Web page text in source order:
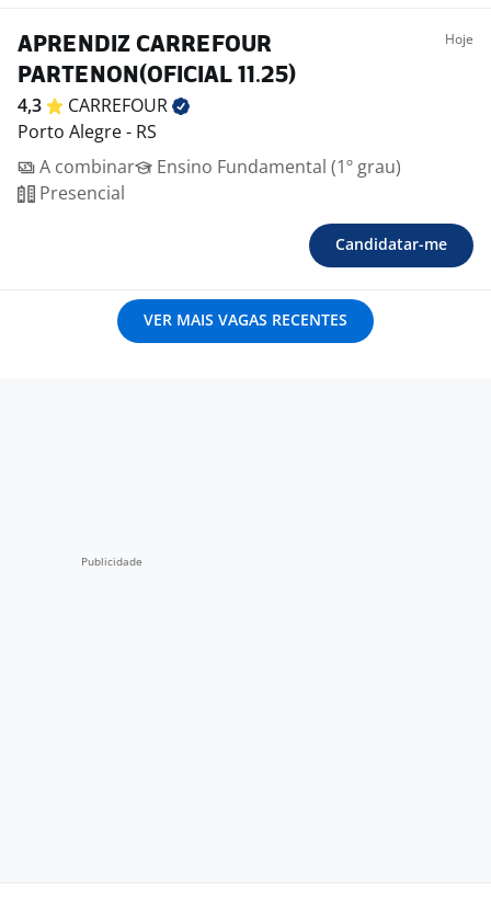
APRENDIZ CARREFOUR
PARTENON(OFICIAL 11.25)
Hoje
4,3
CARREFOUR
Porto Alegre - RS
A combinar
Ensino Fundamental (1º grau)
Presencial
Candidatar-me
VER MAIS VAGAS RECENTES